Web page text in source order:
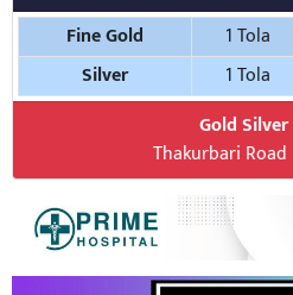
Fine Gold 1 Tola
Silver
1 Tola
Gold
Thakurbari